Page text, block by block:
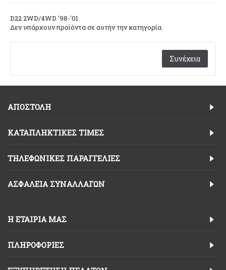
D22 2WD/4WD '98-'01
Δεν υπάρχουν προϊόντα σε αυτήν την κατηγορία.
Συνέχεια
ΑΠΟΣΤΟΛΗ
ΚΑΤΑΠΛΗΚΤΙΚΈΣ ΤΙΜΈΣ
TΗΛΕΦΩΝΙΚΈΣ ΠΑΡΑΓΓΕΛΊΕΣ
ΑΣΦΆΛΕΙΑ ΣΥΝΑΛΛΑΓΏΝ
Η ΕΤΑΙΡΊΑ ΜΑΣ
ΠΛΗΡΟΦΟΡΊΕΣ